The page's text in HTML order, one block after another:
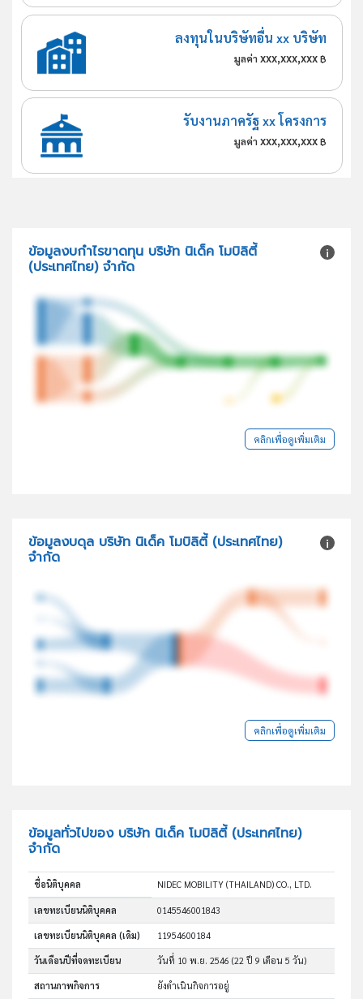
ลงทุนในบริษัทอื่น xx บริษัท
มูลค่า xxx,xxx,xxx ฿
รับงานภาครัฐ xx โครงการ
มูลค่า xxx,xxx,xxx ฿
ข้อมูลงบกำไรขาดทุน บริษัท นิเด็ค โมบิลิตี้
(ประเทศไทย) จำกัด
คลิกเพื่อดูเพิ่มเติม
ข้อมูลงบดุล บริษัท นิเด็ค โมบิลิตี้ (ประเทศไทย)
จำกัด
คลิกเพื่อดูเพิ่มเติม
ข้อมูลทั่วไปของ บริษัท นิเด็ค โมบิลิตี้ (ประเทศไทย)
จำกัด
ชื่อนิติบุคคล NIDEC MOBILITY (THAILAND) CO., LTD.
เลขทะเบียนนิติบุคคล 0145546001843
เลขทะเบียนนิติบุคคล (เดิม) 11954600184
วันเดือนปีที่จดทะเบียน วันที่ 10 พ.ย. 2546(22 ปี 9 เดือน 5 วัน)
สถานภาพกิจการ ยังดำเนินกิจการอยู่